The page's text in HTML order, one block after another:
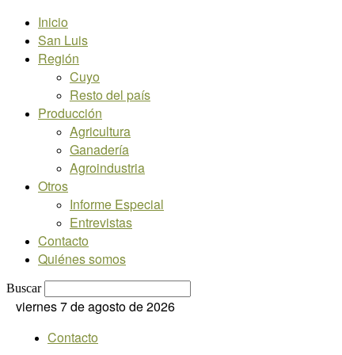
Inicio
San Luis
Región
Cuyo
Resto del país
Producción
Agricultura
Ganadería
Agroindustria
Otros
Informe Especial
Entrevistas
Contacto
Quiénes somos
Buscar
viernes 7 de agosto de 2026
Contacto